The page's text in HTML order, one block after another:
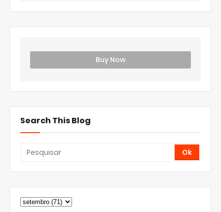
Buy Now
Search This Blog